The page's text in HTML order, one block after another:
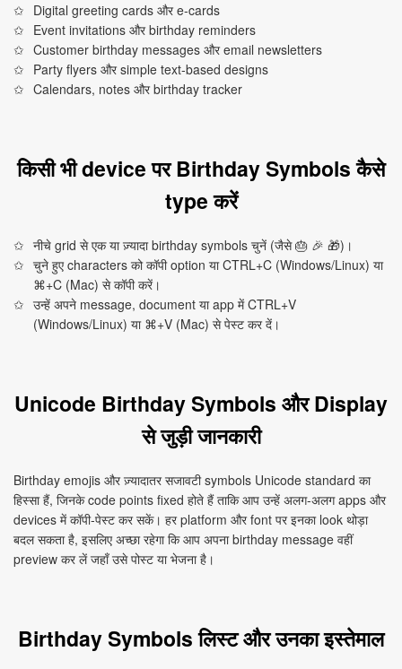
Digital greeting cards और e‑cards
Event invitations और birthday reminders
Customer birthday messages और email newsletters
Party flyers और simple text‑based designs
Calendars, notes और birthday tracker
किसी भी device पर Birthday Symbols कैसे
type करें
नीचे grid से एक या ज़्यादा birthday symbols चुनें (जैसे 🎂 🎉 🎁)।
चुने हुए characters को कॉपी option या CTRL+C (Windows/Linux) या
⌘+C (Mac) से कॉपी करें।
उन्हें अपने message, document या app में CTRL+V
(Windows/Linux) या ⌘+V (Mac) से पेस्ट कर दें।
Unicode Birthday Symbols और Display
से जुड़ी जानकारी
Birthday emojis और ज़्यादातर सजावटी symbols Unicode standard का
हिस्सा हैं, जिनके code points fixed होते हैं ताकि आप उन्हें अलग‑अलग apps और
devices में कॉपी‑पेस्ट कर सकें। हर platform और font पर इनका look थोड़ा
बदल सकता है, इसलिए अच्छा रहेगा कि आप अपना birthday message वहीं
preview कर लें जहाँ उसे पोस्ट या भेजना है।
Birthday Symbols लिस्ट और उनका इस्तेमाल